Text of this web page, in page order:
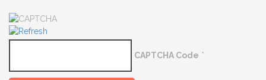
CAPTCHA Code *